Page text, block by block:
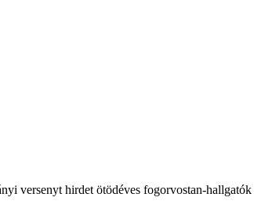
versenyt hirdet ötödéves fogorvostan-hallgatók